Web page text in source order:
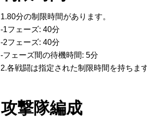
1.80分の制限時間があります。
-1フェーズ: 40分
-2フェーズ: 40分
-フェーズ間の待機時間: 5分
2.各戦闘は指定された制限時間を持ちます
攻撃隊編成